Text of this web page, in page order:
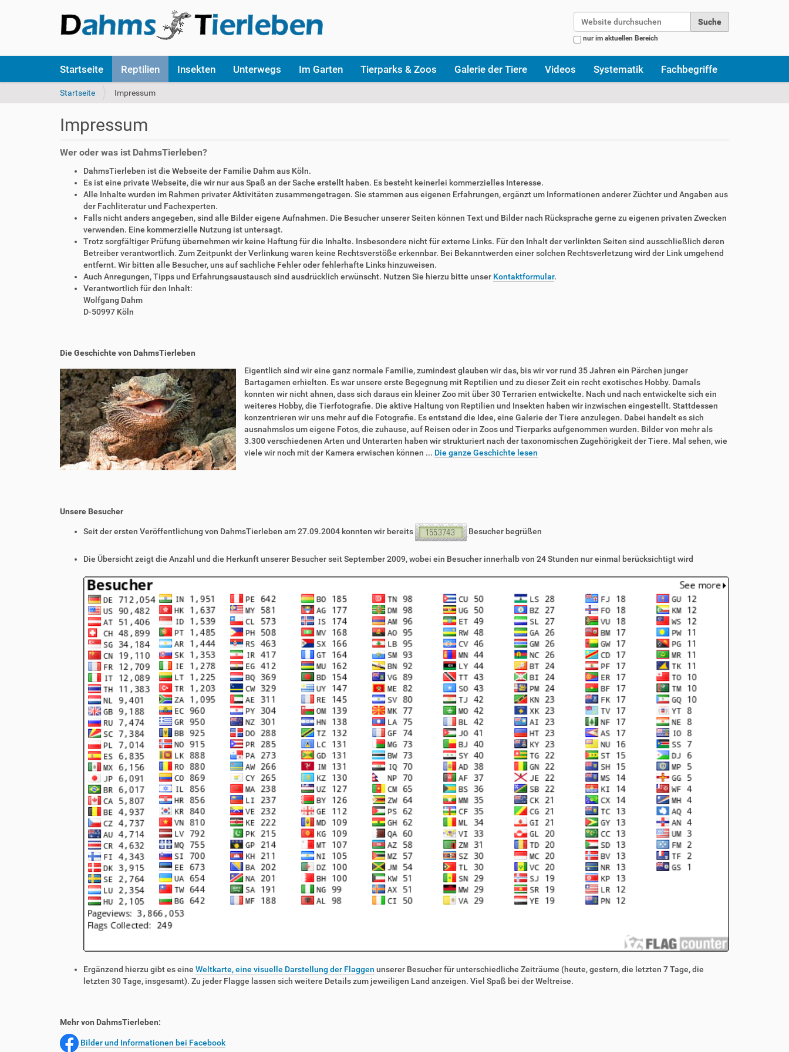
nur im aktuellen Bereich
k
Startseite Reptilien Insekten Unterwegs Im Garten Tierparks & Zoos Galerie der Tiere Videos Systematik Fachbegriffe
S
i
n
Startseite Impressum
Impressum
Wer oder was ist DahmsTierleben?
DahmsTierleben ist die Webseite der Familie Dahm aus Köln.
Es ist eine private Webseite, die wir nur aus Spaß an der Sache erstellt haben. Es besteht keinerlei kommerzielles Interesse.
Alle Inhalte wurden im Rahmen privater Aktivitäten zusammengetragen. Sie stammen aus eigenen Erfahrungen, ergänzt um Informationen anderer Züchter und Angaben aus
der Fachliteratur und Fachexperten.
Falls nicht anders angegeben, sind alle Bilder eigene Aufnahmen. Die Besucher unserer Seiten können Text und Bilder nach Rücksprache gerne zu eigenen privaten Zwecken
verwenden. Eine kommerzielle Nutzung ist untersagt.
Trotz sorgfältiger Prüfung übernehmen wir keine Haftung für die Inhalte. Insbesondere nicht für externe Links. Für den Inhalt der verlinkten Seiten sind ausschließlich deren
Betreiber verantwortlich. Zum Zeitpunkt der Verlinkung waren keine Rechtsverstöße erkennbar. Bei Bekanntwerden einer solchen Rechtsverletzung wird der Link umgehend
entfernt. Wir bitten alle Besucher, uns auf sachliche Fehler oder fehlerhafte Links hinzuweisen.
Auch Anregungen, Tipps und Erfahrungsaustausch sind ausdrücklich erwünscht. Nutzen Sie hierzu bitte unser Kontaktformular.
Verantwortlich für den Inhalt:
Wolfgang Dahm
D-50997 Köln
Die Geschichte von DahmsTierleben
Eigentlich sind wir eine ganz normale Familie, zumindest glauben wir das, bis wir vor rund 35 Jahren ein Pärchen junger
Bartagamen erhielten. Es war unsere erste Begegnung mit Reptilien und zu dieser Zeit ein recht exotisches Hobby. Damals
konnten wir nicht ahnen, dass sich daraus ein kleiner Zoo mit über 30 Terrarien entwickelte. Nach und nach entwickelte sich ein
weiteres Hobby, die Tierfotografie. Die aktive Haltung von Reptilien und Insekten haben wir inzwischen eingestellt. Stattdessen
konzentrieren wir uns mehr auf die Fotografie. Es entstand die Idee, eine Galerie der Tiere anzulegen. Dabei handelt es sich
ausnahmslos um eigene Fotos, die zuhause, auf Reisen oder in Zoos und Tierparks aufgenommen wurden. Bilder von mehr als
3.300 verschiedenen Arten und Unterarten haben wir strukturiert nach der taxonomischen Zugehörigkeit der Tiere. Mal sehen, wie
viele wir noch mit der Kamera erwischen können ... Die ganze Geschichte lesen
Unsere Besucher
Seit der ersten Veröffentlichung von DahmsTierleben am 27.09.2004 konnten wir bereits Besucher begrüßen
Die Übersicht zeigt die Anzahl und die Herkunft unserer Besucher seit September 2009, wobei ein Besucher innerhalb von 24 Stunden nur einmal berücksichtigt wird
Ergänzend hierzu gibt es eine Weltkarte, eine visuelle Darstellung der Flaggen unserer Besucher für unterschiedliche Zeiträume (heute, gestern, die letzten 7 Tage, die
letzten 30 Tage, insgesamt). Zu jeder Flagge lassen sich weitere Details zum jeweiligen Land anzeigen. Viel Spaß bei der Weltreise.
Mehr von DahmsTierleben:
Bilder und Informationen bei Facebook